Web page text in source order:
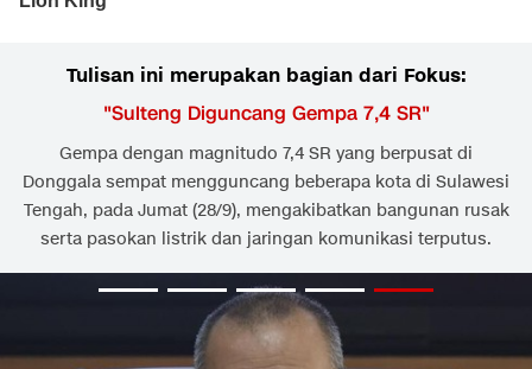
Tulisan ini merupakan bagian dari Fokus:
"Sulteng Diguncang Gempa 7,4 SR"
Gempa dengan magnitudo 7,4 SR yang berpusat di
Donggala sempat mengguncang beberapa kota di Sulawesi
Tengah, pada Jumat (28/9), mengakibatkan bangunan rusak
serta pasokan listrik dan jaringan komunikasi terputus.